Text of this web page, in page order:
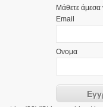
Μάθετε άμεσα
Email
Ονομα